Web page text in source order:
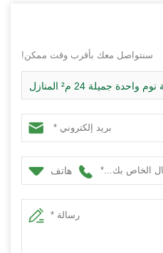
سنتواصل معك بأقرب وقت ممكن!
منزل حاوية غرفة نوم واحدة جميلة 24 م² المنازل
الجاهزة الحديثة
هاتف